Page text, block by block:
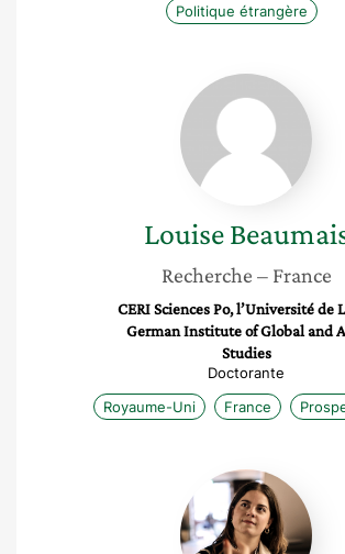
Politique étrangère
Louise
Beaumais
Louise
Recherche – France
CERI Sciences Po, l’Université de
German Institute of Global and
Studies
Doctorante
Royaume-Uni
France
Frangeul
Alves
Alix